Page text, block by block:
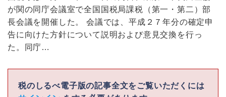
が関の同庁会議室で全国国税局課税（第一・第二）部
長会議を開催した。 会議では、平成２７年分の確定申
告に向けた方針について説明および意見交換を行っ
た。同庁…
税のしるべ電子版の記事全文をご覧いただくには